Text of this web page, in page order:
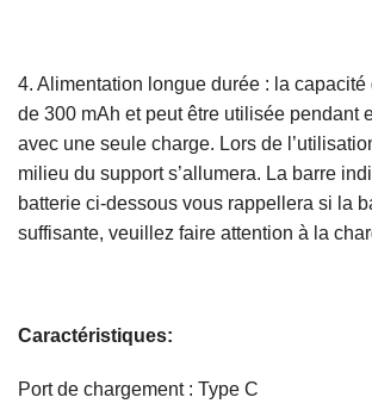
4. Alimentation longue durée : la capacité
de 300 mAh et peut être utilisée pendant
avec une seule charge. Lors de
milieu du support s’allumera. La barre
batterie ci-dessous vous rappellera si la
suffisante, veuillez faire attention à la
Caractéristiques:
Port de chargement : Type C